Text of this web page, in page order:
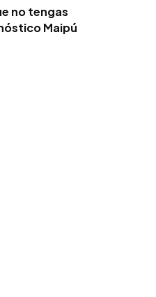
no tengas
Maipú